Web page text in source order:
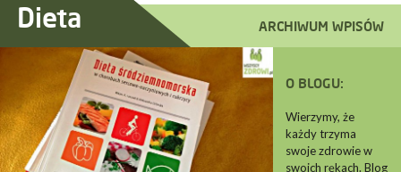
Dieta ARCHIWUM WPISÓW
O BLOGU:
Wierzymy, że
każdy trzyma
swoje zdrowie w
swoich rękach. Blog